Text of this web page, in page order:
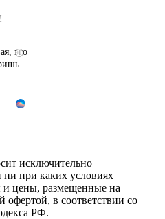
i
это
i
вы
исключительно
при каких условиях
цены, размещенные на
офертой, в соответствии со
РФ.